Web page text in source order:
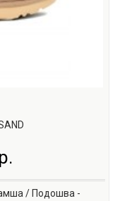
/ Подошва -